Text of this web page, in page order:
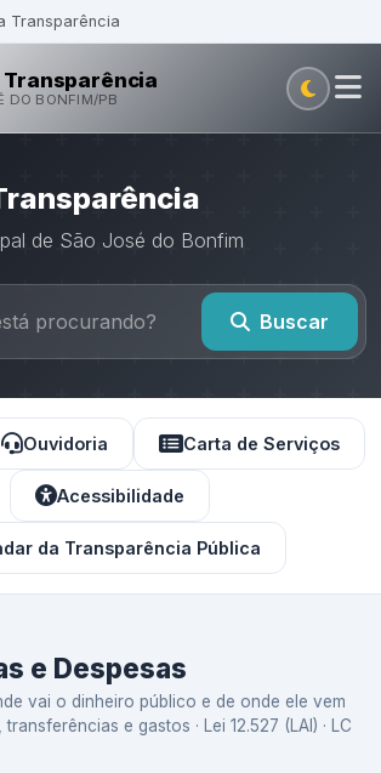
Transparência
Transparência
DO BONFIM/PB
de São José do Bonfim
Buscar
Ouvidoria Carta de Serviços
Acessibilidade
da Transparência Pública
e Despesas
vai o dinheiro público e de onde ele vem
e gastos · Lei 12.527 (LAI) · LC